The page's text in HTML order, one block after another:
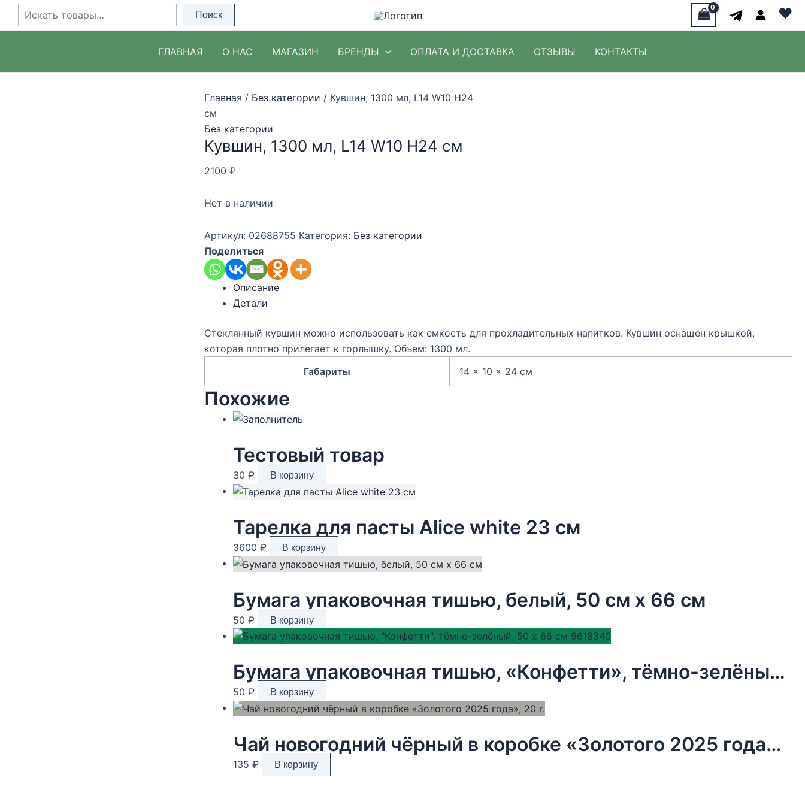
Перейти
Поиск Поиск ♥
ГЛАВНАЯ О НАС МАГАЗИН БРЕНДЫ ОПЛАТА И ДОСТАВКА ОТЗЫВЫ КОНТАКТЫ
Главная / Без категории / Кувшин, 1300 мл, L14 W10 H24
см
Без категории
Кувшин, 1300 мл, L14 W10 H24 см
2100 ₽
Нет в наличии
Артикул: 02688755 Категория: Без категории
Поделиться
Описание
Детали
Стеклянный кувшин можно использовать как емкость для прохладительных напитков. Кувшин оснащен крышкой,
которая плотно прилегает к горлышку. Объем: 1300 мл.
Габариты
14 × 10 × 24 см
Похожие
Тестовый товар
30 ₽ В корзину
Тарелка для пасты Alice white 23 см
3600 ₽ В корзину
Бумага упаковочная тишью, белый, 50 см х 66 см
50 ₽ В корзину
Бумага упаковочная тишью, «Конфетти», тёмно-зелёный, 50 х 66 см 9618340
50 ₽ В корзину
Чай новогодний чёрный в коробке «Золотого 2025 года», 20 г.
135 ₽ В корзину